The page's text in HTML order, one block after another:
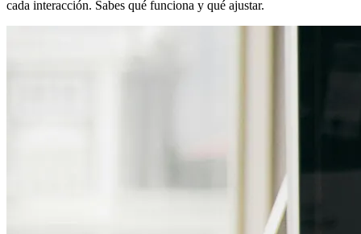
cada interacción. Sabes qué funciona y qué ajustar.